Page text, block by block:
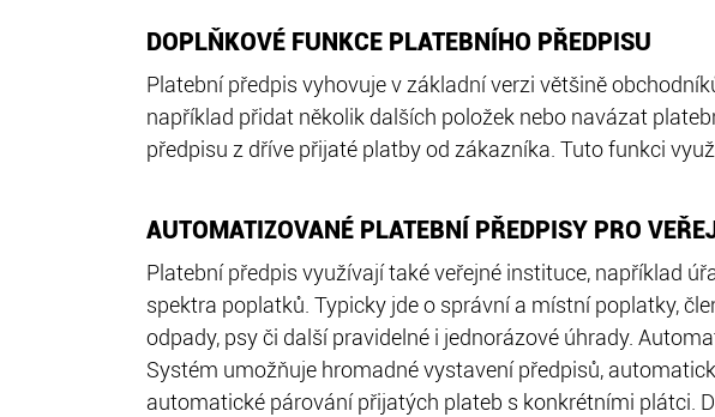
DOPLŇKOVÉ FUNKCE PLATEBNÍHO PŘEDPISU
Platební předpis vyhovuje v základní verzi většině
například přidat několik dalších položek nebo navázat
předpisu z dříve přijaté platby od zákazníka. Tuto funkci
AUTOMATIZOVANÉ PLATEBNÍ PŘEDPISY PRO
Platební předpis využívají také veřejné instituce, například
spektra poplatků. Typicky jde o správní a místní poplatky,
odpady, psy či další pravidelné i jednorázové úhrady.
Systém umožňuje hromadné vystavení předpisů,
automatické párování přijatých plateb s konkrétními plátci.